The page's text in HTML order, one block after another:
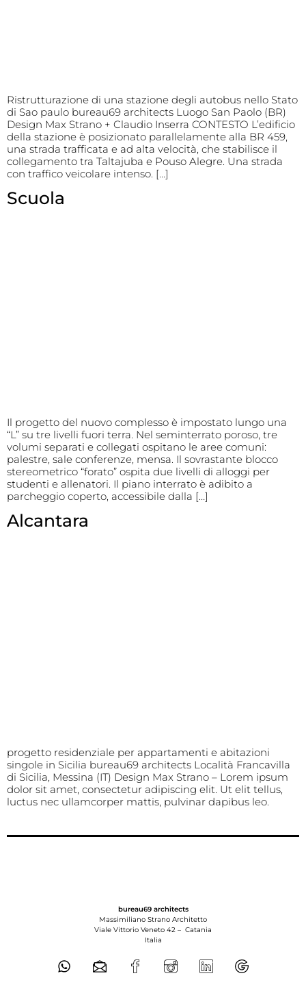
Ristrutturazione di una stazione degli autobus nello Stato
di Sao paulo bureau69 architects Luogo San Paolo (BR)
Design Max Strano + Claudio Inserra CONTESTO L’edificio
della stazione è posizionato parallelamente alla BR 459,
una strada trafficata e ad alta velocità, che stabilisce il
collegamento tra Taltajuba e Pouso Alegre. Una strada
con traffico veicolare intenso. […]
Scuola
Il progetto del nuovo complesso è impostato lungo una
“L” su tre livelli fuori terra. Nel seminterrato poroso, tre
volumi separati e collegati ospitano le aree comuni:
palestre, sale conferenze, mensa. Il sovrastante blocco
stereometrico “forato” ospita due livelli di alloggi per
studenti e allenatori. Il piano interrato è adibito a
parcheggio coperto, accessibile dalla […]
Alcantara
progetto residenziale per appartamenti e abitazioni
singole in Sicilia bureau69 architects Località Francavilla
di Sicilia, Messina (IT) Design Max Strano – Lorem ipsum
dolor sit amet, consectetur adipiscing elit. Ut elit tellus,
luctus nec ullamcorper mattis, pulvinar dapibus leo.
bureau69 architects
Massimiliano Strano Architetto
Viale Vittorio Veneto 42 – Catania
Italia